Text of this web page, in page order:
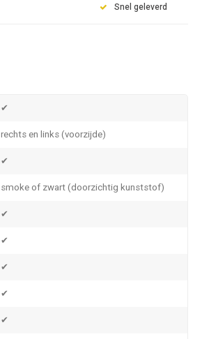
Snel geleverd
✔
rechts en links (voorzijde)
✔
smoke of zwart (doorzichtig kunststof)
✔
✔
✔
✔
✔